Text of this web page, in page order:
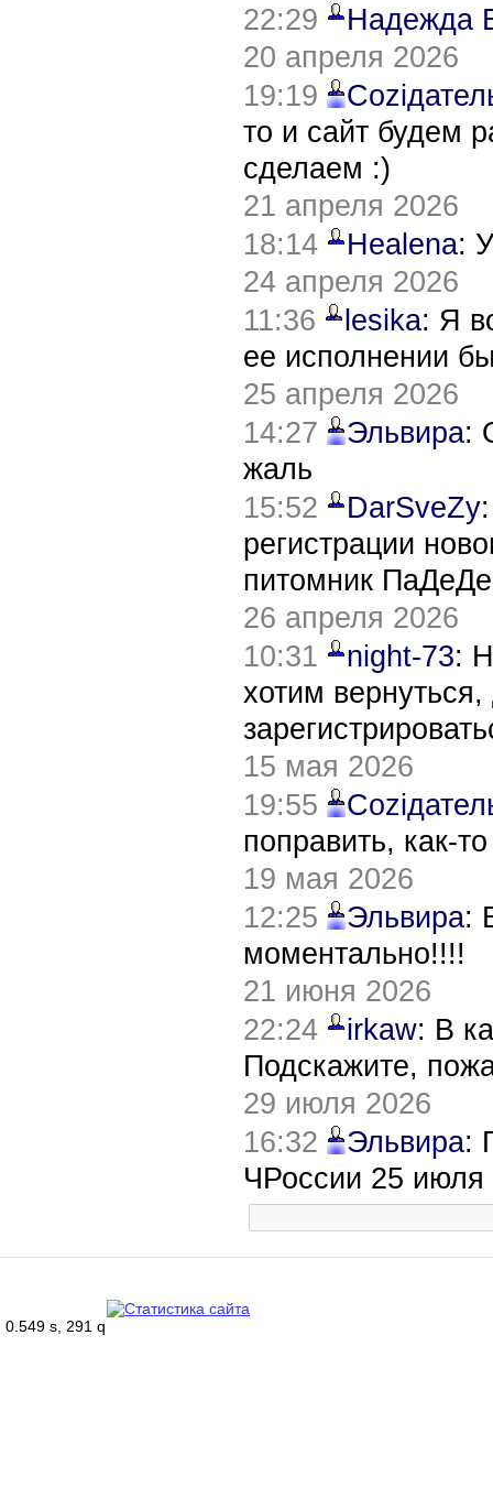
22:29
Надежда
20 апреля 2026
19:19
то и сайт будем
сделаем :)
21 апреля 2026
18:14
Healena:
24 апреля 2026
11:36
lesika: Я
ее исполнении
25 апреля 2026
14:27
Эльвира:
жаль
15:52
DarSveZy
регистрации
питомник
26 апреля 2026
10:31
night-73:
хотим
15 мая 2026
19:55
поправить, как-
19 мая 2026
12:25
Эльвира:
моментально!!!!
21 июня 2026
22:24
irkaw: В
Подскажите,
29 июля 2026
16:32
Эльвира:
ЧРоссии 25 июля
0.549 s, 291 q